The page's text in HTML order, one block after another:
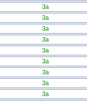
За
За
За
За
За
За
За
За
За